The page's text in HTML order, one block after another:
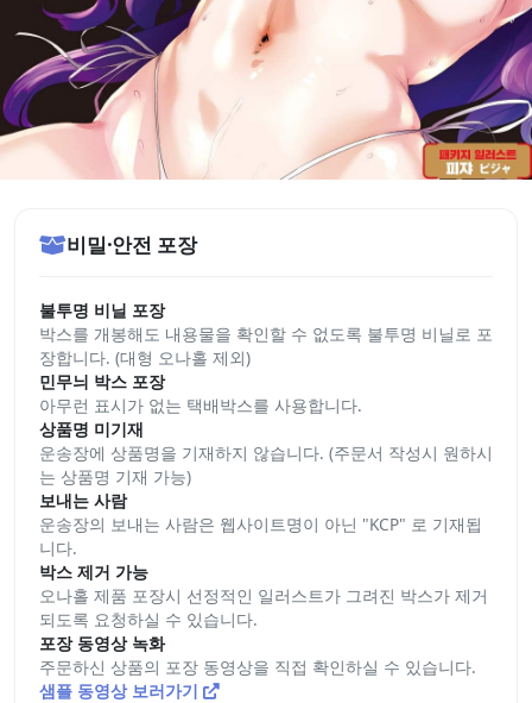
비밀·안전 포장
불투명 비닐 포장
박스를 개봉해도 내용물을 확인할 수 없도록 불투명 비닐로 포
장합니다. (대형 오나홀 제외)
민무늬 박스 포장
아무런 표시가 없는 택배박스를 사용합니다.
상품명 미기재
운송장에 상품명을 기재하지 않습니다. (주문서 작성시 원하시
는 상품명 기재 가능)
보내는 사람
운송장의 보내는 사람은 웹사이트명이 아닌 "KCP" 로 기재됩
니다.
박스 제거 가능
오나홀 제품 포장시 선정적인 일러스트가 그려진 박스가 제거
되도록 요청하실 수 있습니다.
포장 동영상 녹화
주문하신 상품의 포장 동영상을 직접 확인하실 수 있습니다.
샘플 동영상 보러가기